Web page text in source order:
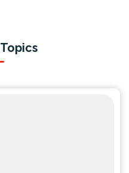
Topics